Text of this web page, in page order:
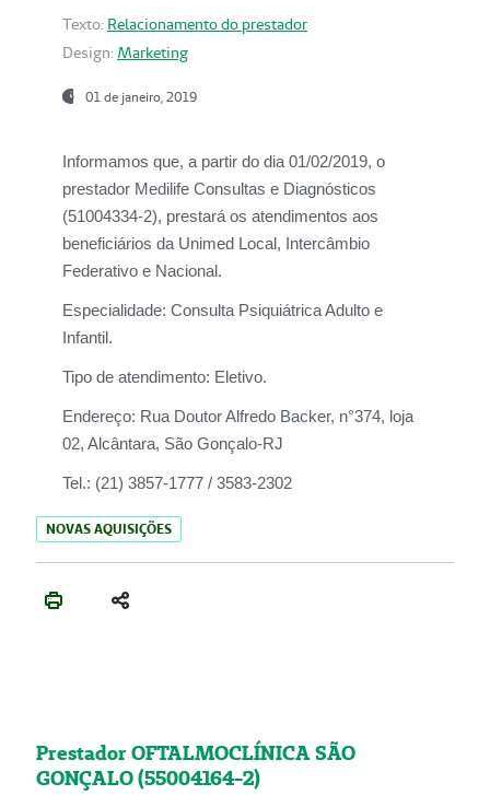
Texto: Relacionamento do prestador
Design: Marketing
01 de janeiro, 2019
Informamos que, a partir do dia 01/02/2019, o
prestador Medilife Consultas e Diagnósticos
(51004334-2), prestará os atendimentos aos
beneficiários da Unimed Local, Intercâmbio
Federativo e Nacional.
Especialidade: Consulta Psiquiátrica Adulto e
Infantil.
Tipo de atendimento: Eletivo.
Endereço: Rua Doutor Alfredo Backer, n°374, loja
02, Alcântara, São Gonçalo-RJ
Tel.: (21) 3857-1777 / 3583-2302
NOVAS AQUISIÇÕES
Prestador OFTALMOCLÍNICA SÃO
GONÇALO (55004164-2)